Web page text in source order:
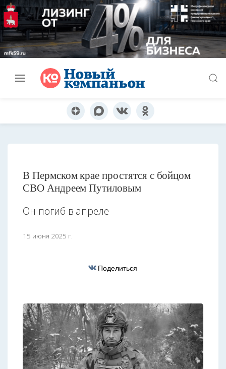
В Пермском крае простятся с бойцом
СВО Андреем Путиловым
Он погиб в апреле
15 июня 2025 г.
Поделиться